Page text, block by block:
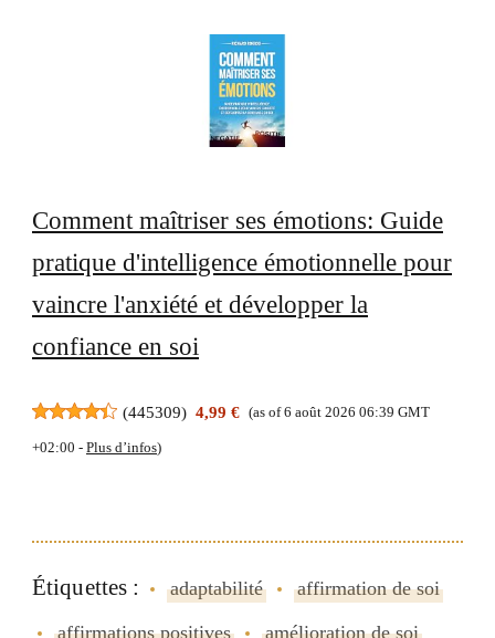
Comment maîtriser ses émotions: Guide
pratique d'intelligence émotionnelle pour
vaincre l'anxiété et développer la
confiance en soi
(445309) 4,99 € (as of 6 août 2026 06:39 GMT
+02:00 - Plus d’infos)
Étiquettes : adaptabilité
affirmation de soi
affirmations positives
amélioration de soi